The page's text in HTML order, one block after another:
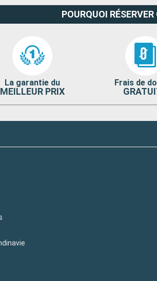
POURQUOI
La garantie du
MEILLEUR PRIX
Frais de